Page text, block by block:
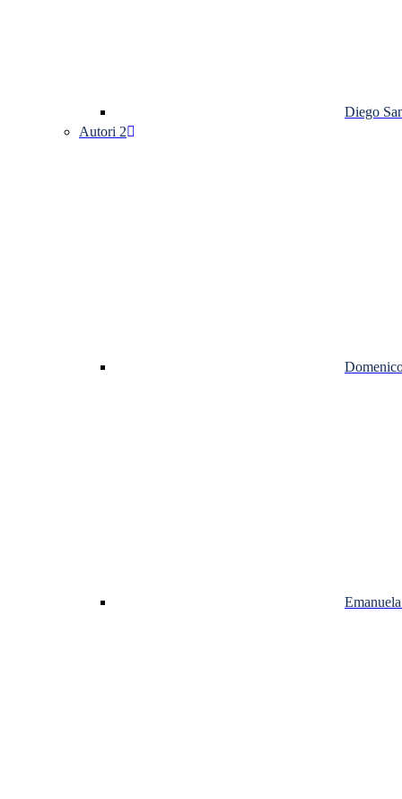
Diego
Autori 2